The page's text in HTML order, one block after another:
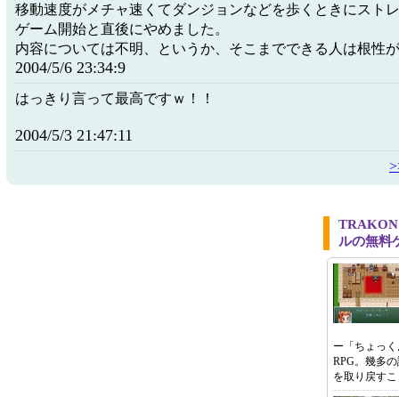
移動速度がメチャ速くてダンジョンなどを歩くときにスト
ゲーム開始と直後にやめました。
内容については不明、というか、そこまでできる人は根性
2004/5/6 23:34:9
はっきり言って最高ですｗ！！
2004/5/3 21:47:11
ルの無料
ー「ちょっ
RPG。幾多
を取り戻す